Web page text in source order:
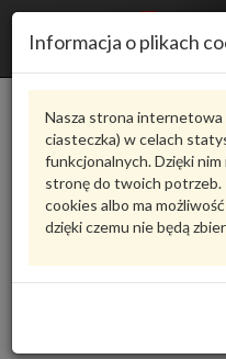
Informacja o plikach
Nasza strona
ciasteczka) w celach
funkcjonalnych. Dzięki
stronę do twoich potrzeb.
cookies albo ma
dzięki czemu nie będą
Karta
4M0807550D
VAG - produkt oryginalny VW AUDI
Wypełnienie z pianki
333,02 zł